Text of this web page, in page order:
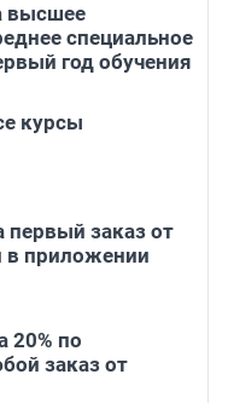
высшее
специальное
год обучения
курсы
первый заказ от
в приложении
20% по
заказ от